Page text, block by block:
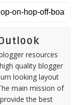
resources
quality blogger
looking layout
main mission of
the best